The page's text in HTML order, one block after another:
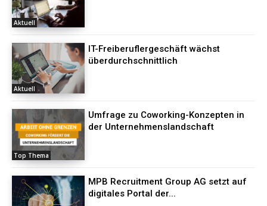
Aktuell
Aktuell
IT-Freiberuflergeschäft wächst
überdurchschnittlich
Top Thema
Umfrage zu Coworking-Konzepten in
der Unternehmenslandschaft
MPB Recruitment Group AG setzt auf
digitales Portal der...